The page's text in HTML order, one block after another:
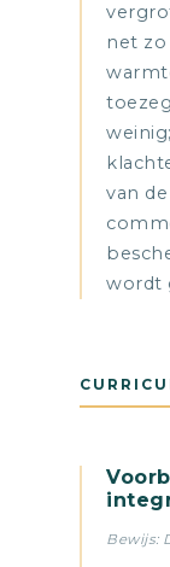
net
van
wordt
Bewijs: